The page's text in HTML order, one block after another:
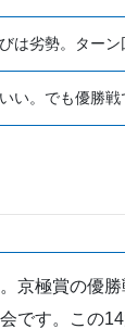
は劣勢。ター
い。でも優勝
京極賞の優
です。
この